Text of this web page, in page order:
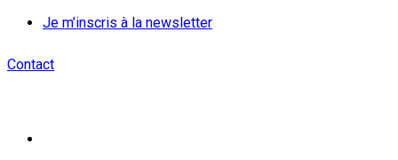
Je m’inscris à la newsletter
Contact